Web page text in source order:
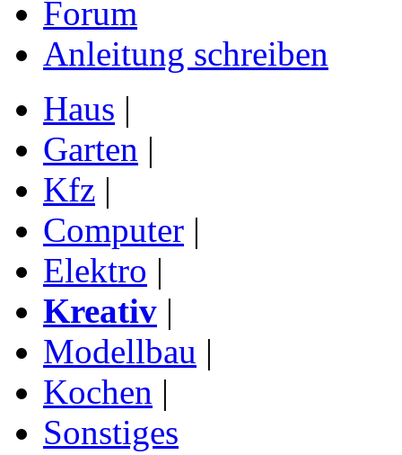
Forum
Anleitung schreiben
Haus |
Garten |
Kfz |
Computer |
Elektro |
Kreativ |
Modellbau |
Kochen |
Sonstiges